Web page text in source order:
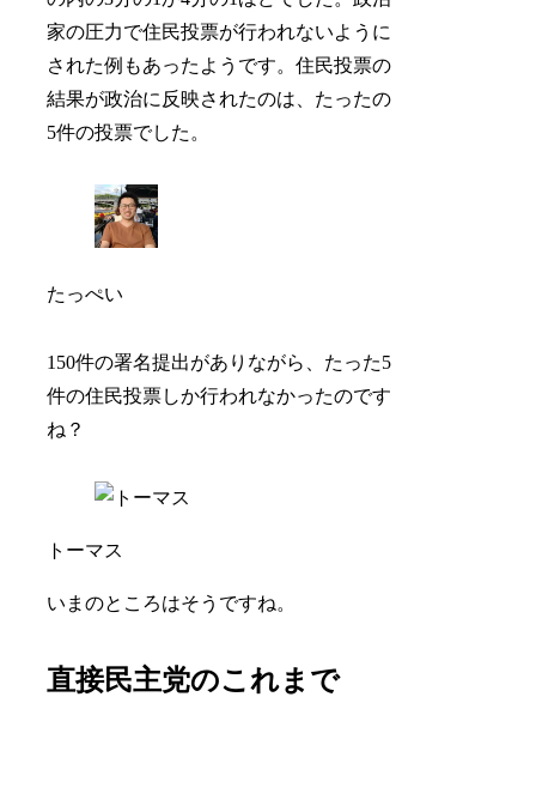
家の圧力で住民投票が行われないように
された例もあったようです。住民投票の
結果が政治に反映されたのは、たったの
5件の投票でした。
たっぺい
150件の署名提出がありながら、たった5
件の住民投票しか行われなかったのです
ね？
トーマス
いまのところはそうですね。
直接民主党のこれまで